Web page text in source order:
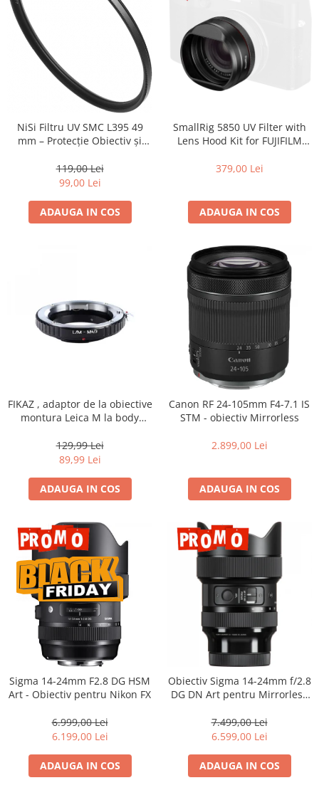
NiSi Filtru UV SMC L395 49
mm – Protecție Obiectiv și
119,00 Lei
99,00 Lei
ADAUGA IN COS
SmallRig 5850 UV Filter with
Lens Hood Kit for FUJIFILM
379,00 Lei
ADAUGA IN COS
FIKAZ , adaptor de la obiective
montura Leica M la body
129,99 Lei
89,99 Lei
ADAUGA IN COS
Canon RF 24-105mm F4-7.1 IS
STM - obiectiv Mirrorless
2.899,00 Lei
ADAUGA IN COS
Sigma 14-24mm F2.8 DG HSM
Art - Obiectiv pentru Nikon FX
6.999,00 Lei
6.199,00 Lei
ADAUGA IN COS
Obiectiv Sigma 14-24mm f/2.8
DG DN Art pentru Mirrorless
Profesionist
7.499,00 Lei
6.599,00 Lei
ADAUGA IN COS